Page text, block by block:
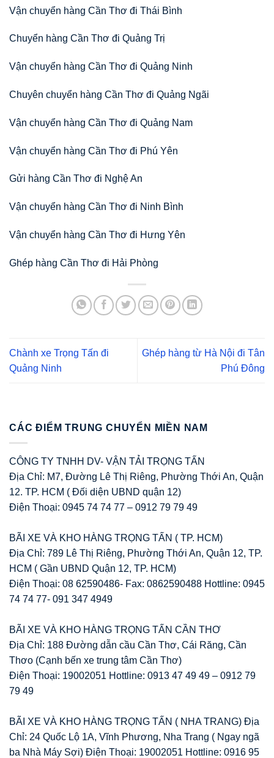
Vận chuyển hàng Cần Thơ đi Thái Bình
Chuyển hàng Cần Thơ đi Quảng Trị
Vận chuyển hàng Cần Thơ đi Quảng Ninh
Chuyên chuyển hàng Cần Thơ đi Quảng Ngãi
Vận chuyển hàng Cần Thơ đi Quảng Nam
Vận chuyển hàng Cần Thơ đi Phú Yên
Gửi hàng Cần Thơ đi Nghệ An
Vận chuyển hàng Cần Thơ đi Ninh Bình
Vận chuyển hàng Cần Thơ đi Hưng Yên
Ghép hàng Cần Thơ đi Hải Phòng
Chành xe Trọng Tấn đi
Quảng Ninh
Ghép hàng từ Hà Nội đi Tân
Phú Đông
CÁC ĐIỂM TRUNG CHUYỂN MIỀN NAM
CÔNG TY TNHH DV- VẬN TẢI TRỌNG TẤN
Địa Chỉ: M7, Đường Lê Thị Riêng, Phường Thới An, Quận
12. TP. HCM ( Đối diện UBND quận 12)
Điện Thoại: 0945 74 74 77 – 0912 79 79 49
BÃI XE VÀ KHO HÀNG TRỌNG TẤN ( TP. HCM)
Địa Chỉ: 789 Lê Thị Riêng, Phường Thới An, Quận 12, TP.
HCM ( Gần UBND Quận 12, TP. HCM)
Điện Thoại: 08 62590486- Fax: 0862590488 Hottline: 0945
74 74 77- 091 347 4949
BÃI XE VÀ KHO HÀNG TRỌNG TẤN CẦN THƠ
Địa Chỉ: 188 Đường dẫn cầu Cần Thơ, Cái Răng, Cần
Thơo (Cạnh bến xe trung tâm Cần Thơ)
Điện Thoại: 19002051 Hottline: 0913 47 49 49 – 0912 79
79 49
BÃI XE VÀ KHO HÀNG TRỌNG TẤN ( NHA TRANG) Địa
Chỉ: 24 Quốc Lộ 1A, Vĩnh Phương, Nha Trang ( Ngay ngã
ba Nhà Máy Sợi) Điện Thoại: 19002051 Hottline: 0916 95